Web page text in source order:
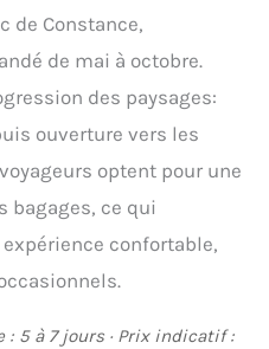
de Constance,
de mai à octobre.
des paysages:
ouverture vers les
optent pour une
bagages, ce qui
confortable,
: 5 à 7 jours · Prix indicatif :